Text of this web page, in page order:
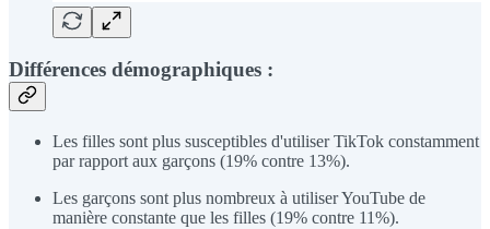
Différences démographiques :
Les filles sont plus susceptibles d'utiliser TikTok constamment
par rapport aux garçons (19% contre 13%).
Les garçons sont plus nombreux à utiliser YouTube de
manière constante que les filles (19% contre 11%).